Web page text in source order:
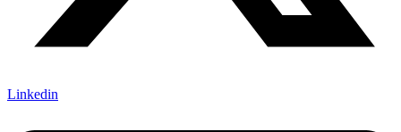
Linkedin